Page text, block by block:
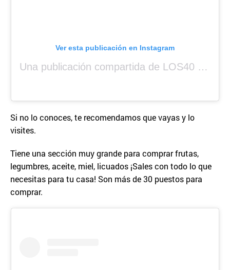
Ver esta publicación en Instagram
Una publicación compartida de LOS40 Panamá 🇵🇦 🎙️🎶 (@los40panama)
Si no lo conoces, te recomendamos que vayas y lo
visites.
Tiene una sección muy grande para comprar frutas,
legumbres, aceite, miel, licuados ¡Sales con todo lo que
necesitas para tu casa! Son más de 30 puestos para
comprar.